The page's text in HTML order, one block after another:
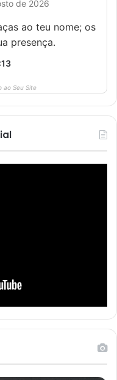
de 2026
ao teu nome; os
presença.
ao Seu Site